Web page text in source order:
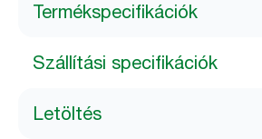
Termékspecifikációk
Szállítási specifikációk
Letöltés